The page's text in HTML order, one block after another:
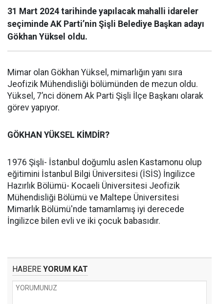
31 Mart 2024 tarihinde yapılacak mahalli idareler
seçiminde AK Parti’nin Şişli Belediye Başkan adayı
Gökhan Yüksel oldu.
Mimar olan Gökhan Yüksel, mimarlığın yanı sıra
Jeofizik Mühendisliği bölümünden de mezun oldu.
Yüksel, 7’nci dönem Ak Parti Şişli İlçe Başkanı olarak
görev yapıyor.
GÖKHAN YÜKSEL KİMDİR?
1976 Şişli- İstanbul doğumlu aslen Kastamonu olup
eğitimini İstanbul Bilgi Üniversitesi (İSİS) İngilizce
Hazırlık Bölümü- Kocaeli Üniversitesi Jeofizik
Mühendisliği Bölümü ve Maltepe Üniversitesi
Mimarlık Bölümü'nde tamamlamış iyi derecede
İngilizce bilen evli ve iki çocuk babasıdır.
HABERE YORUM KAT